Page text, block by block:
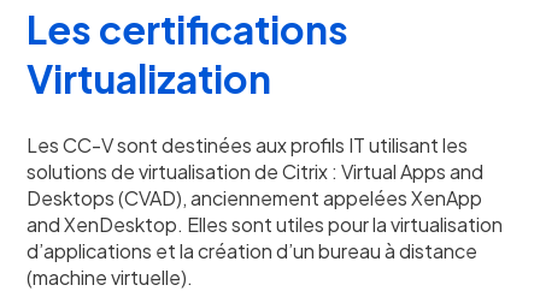
Les certifications
Virtualization
Les CC-V sont destinées aux profils IT utilisant les
solutions de virtualisation de Citrix : Virtual Apps and
Desktops (CVAD), anciennement appelées XenApp
and XenDesktop. Elles sont utiles pour la virtualisation
d’applications et la création d’un bureau à distance
(machine virtuelle).